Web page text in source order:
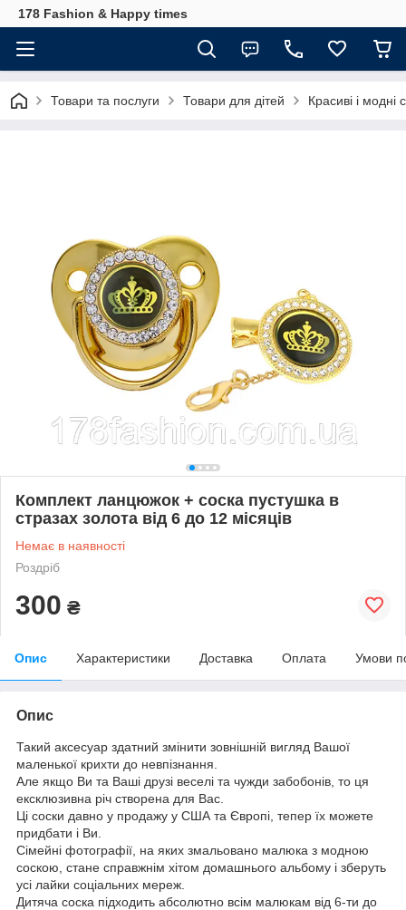
178 Fashion & Happy times
Товари та послуги Товари для дітей Красиві і модні
Комплект ланцюжок + соска пустушка в
стразах золота від 6 до 12 місяців
Немає в наявності
Роздріб
300 ₴
Опис Характеристики Доставка Оплата Умови
Опис
Такий аксесуар здатний змінити зовнішній вигляд Вашої
маленької крихти до невпізнання.
Але якщо Ви та Ваші друзі веселі та чужди забобонів, то ця
ексклюзивна річ створена для Вас.
Ці соски давно у продажу у США та Європі, тепер їх можете
придбати і Ви.
Сімейні фотографії, на яких змальовано малюка з модною
соскою, стане справжнім хітом домашнього альбому і зберуть
усі лайки соціальних мереж.
Дитяча соска підходить абсолютно всім малюкам від 6-ти до